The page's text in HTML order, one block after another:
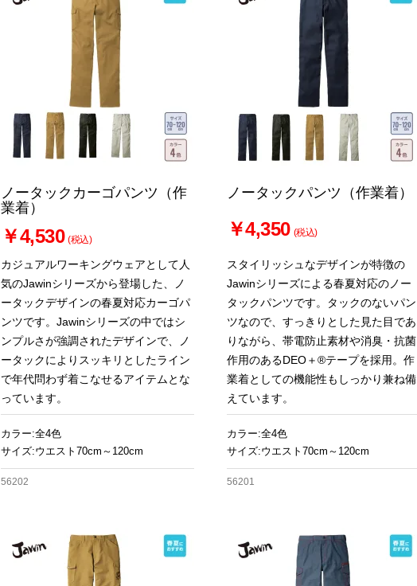
ノータックカーゴパンツ（作
業着）
￥4,530 (税込)
カジュアルワーキングウェアとして人
気のJawinシリーズから登場した、ノ
ータックデザインの春夏対応カーゴパ
ンツです。Jawinシリーズの中ではシ
ンプルさが強調されたデザインで、ノ
ータックによりスッキリとしたライン
で年代問わず着こなせるアイテムとな
っています。
カラー:全4色
サイズ:ウエスト70cm～120cm
56202
ノータックパンツ（作業着）
￥4,350 (税込)
スタイリッシュなデザインが特徴の
Jawinシリーズによる春夏対応のノー
タックパンツです。タックのないパン
ツなので、すっきりとした見た目であ
りながら、帯電防止素材や消臭・抗菌
作用のあるDEO＋®テープを採用。作
業着としての機能性もしっかり兼ね備
えています。
カラー:全4色
サイズ:ウエスト70cm～120cm
56201